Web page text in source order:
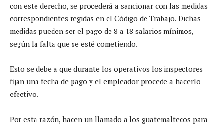
con este derecho, se procederá a sancionar con las medidas
correspondientes regidas en el Código de Trabajo. Dichas
medidas pueden ser el pago de 8 a 18 salarios mínimos,
según la falta que se esté cometiendo.
Esto se debe a que durante los operativos los inspectores
fijan una fecha de pago y el empleador procede a hacerlo
efectivo.
Por esta razón, hacen un llamado a los guatemaltecos para